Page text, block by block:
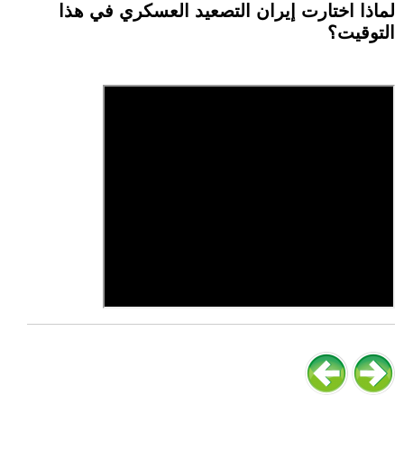
لماذا اختارت إيران التصعيد العسكري في هذا
التوقيت؟